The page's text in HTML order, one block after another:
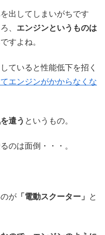
出してしまいがちです
、 エンジンというものは
すよね。
ていると性能低下を招く
エンジンがかからなくな
遣う というもの。
のは面倒・・・。
が 「電動スクーター」
と